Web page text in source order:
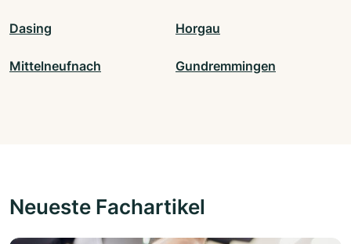
Dasing Horgau
Mittelneufnach Gundremmingen
Neueste Fachartikel